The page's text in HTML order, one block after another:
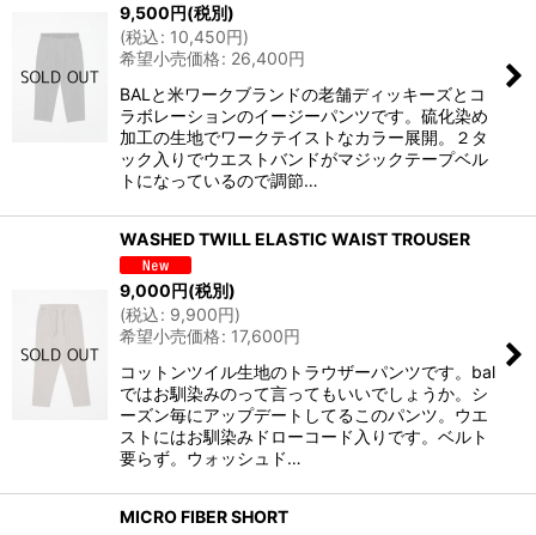
9,500円(税別)
(税込: 10,450円)
希望小売価格: 26,400円
BALと米ワークブランドの老舗ディッキーズとコ
ラボレーションのイージーパンツです。硫化染め
加工の生地でワークテイストなカラー展開。２タ
ック入りでウエストバンドがマジックテープベル
トになっているので調節…
WASHED TWILL ELASTIC WAIST TROUSER
9,000円(税別)
(税込: 9,900円)
希望小売価格: 17,600円
コットンツイル生地のトラウザーパンツです。bal
ではお馴染みのって言ってもいいでしょうか。シ
ーズン毎にアップデートしてるこのパンツ。ウエ
ストにはお馴染みドローコード入りです。ベルト
要らず。ウォッシュド…
MICRO FIBER SHORT